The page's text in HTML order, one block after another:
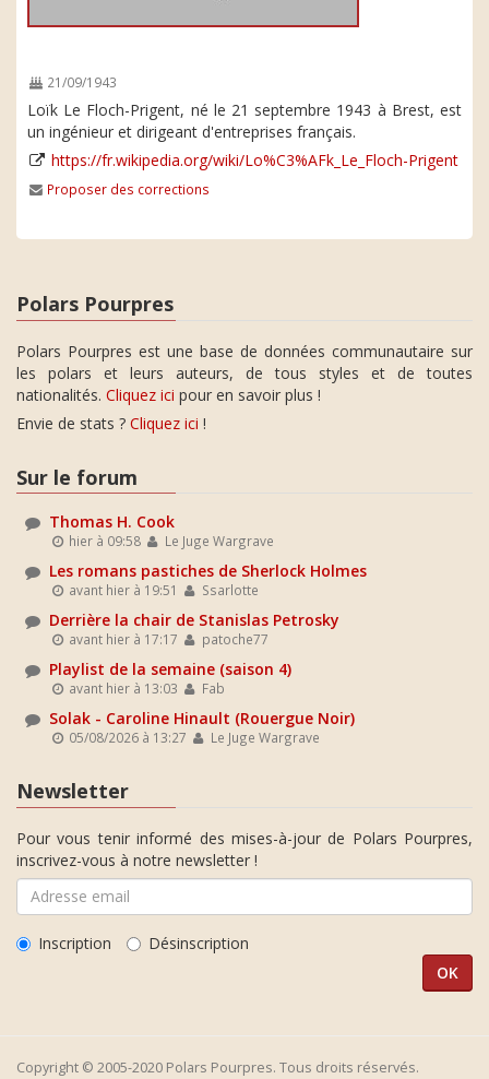
21/09/1943
Loïk Le Floch-Prigent, né le 21 septembre 1943 à Brest, est
un ingénieur et dirigeant d'entreprises français.
https://fr.wikipedia.org/wiki/Lo%C3%AFk_Le_Floch-Prigent
Proposer des corrections
Polars Pourpres
Polars Pourpres est une base de données communautaire sur
les polars et leurs auteurs, de tous styles et de toutes
nationalités. Cliquez ici pour en savoir plus !
Envie de stats ? Cliquez ici !
Sur le forum
Thomas H. Cook
hier à 09:58 Le Juge Wargrave
Les romans pastiches de Sherlock Holmes
avant hier à 19:51 Ssarlotte
Derrière la chair de Stanislas Petrosky
avant hier à 17:17 patoche77
Playlist de la semaine (saison 4)
avant hier à 13:03 Fab
Solak - Caroline Hinault (Rouergue Noir)
05/08/2026 à 13:27 Le Juge Wargrave
Newsletter
Pour vous tenir informé des mises-à-jour de Polars Pourpres,
inscrivez-vous à notre newsletter !
Inscription Désinscription
Copyright © 2005-2020 Polars Pourpres. Tous droits réservés.